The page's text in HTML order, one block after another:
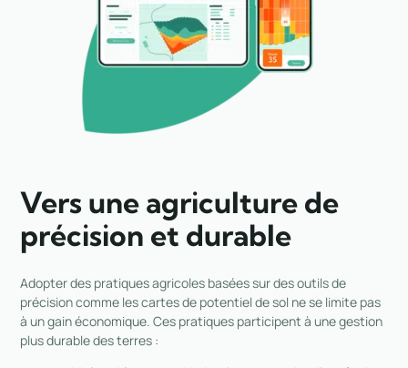
Vers une agriculture de
précision et durable
Adopter des pratiques agricoles basées sur des outils de
précision comme les cartes de potentiel de sol ne se limite pas
à un gain économique. Ces pratiques participent à une gestion
plus durable des terres :